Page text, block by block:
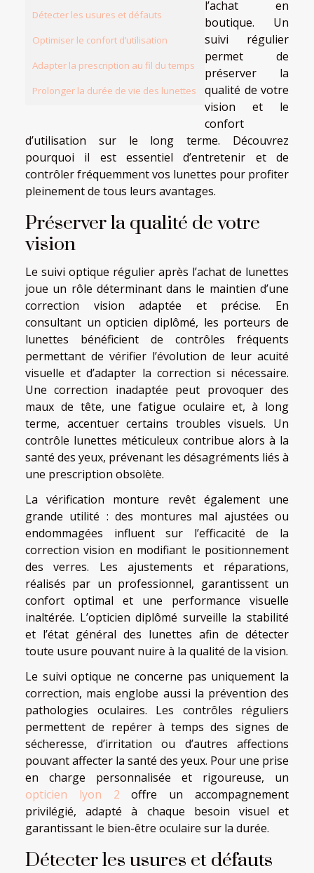
Détecter les usures et défauts
Optimiser le confort d’utilisation
Adapter la prescription au fil du temps
Prolonger la durée de vie des lunettes
l’achat en
boutique. Un
suivi régulier
permet de
préserver la
qualité de votre
vision et le
confort
d’utilisation sur le long terme. Découvrez
pourquoi il est essentiel d’entretenir et de
contrôler fréquemment vos lunettes pour profiter
pleinement de tous leurs avantages.
Préserver la qualité de votre
vision
Le suivi optique régulier après l’achat de lunettes
joue un rôle déterminant dans le maintien d’une
correction vision adaptée et précise. En
consultant un opticien diplômé, les porteurs de
lunettes bénéficient de contrôles fréquents
permettant de vérifier l’évolution de leur acuité
visuelle et d’adapter la correction si nécessaire.
Une correction inadaptée peut provoquer des
maux de tête, une fatigue oculaire et, à long
terme, accentuer certains troubles visuels. Un
contrôle lunettes méticuleux contribue alors à la
santé des yeux, prévenant les désagréments liés à
une prescription obsolète.
La vérification monture revêt également une
grande utilité : des montures mal ajustées ou
endommagées influent sur l’efficacité de la
correction vision en modifiant le positionnement
des verres. Les ajustements et réparations,
réalisés par un professionnel, garantissent un
confort optimal et une performance visuelle
inaltérée. L’opticien diplômé surveille la stabilité
et l’état général des lunettes afin de détecter
toute usure pouvant nuire à la qualité de la vision.
Le suivi optique ne concerne pas uniquement la
correction, mais englobe aussi la prévention des
pathologies oculaires. Les contrôles réguliers
permettent de repérer à temps des signes de
sécheresse, d’irritation ou d’autres affections
pouvant affecter la santé des yeux. Pour une prise
en charge personnalisée et rigoureuse, un
opticien lyon 2 offre un accompagnement
privilégié, adapté à chaque besoin visuel et
garantissant le bien-être oculaire sur la durée.
Détecter les usures et défauts